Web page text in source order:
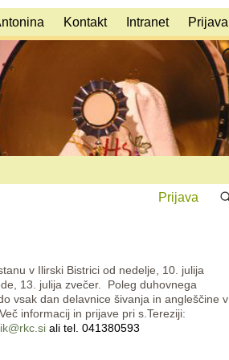
Kontakt Intranet Prijava
Prijava
v Ilirski Bistrici od nedelje, 10. julija
13. julija zvečer. Poleg duhovnega
vsak dan delavnice šivanja in angleščine v
informacij in prijave pri s.Tereziji:
ali tel. 041380593